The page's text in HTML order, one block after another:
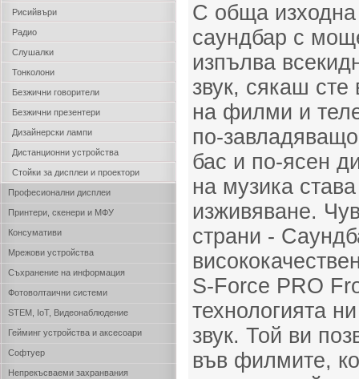
Рисийвъри
Радио
Слушалки
Тонколони
Безжични говорители
Безжични презентери
Дизайнерски лампи
Дистанционни устройства
Стойки за дисплеи и проектори
Професионални дисплеи
Принтери, скенери и МФУ
Консумативи
Мрежови устройства
Съхранение на информация
Фотоволтаични системи
STEM, IoT, Видеонаблюдение
Гейминг устройства и аксесоари
Софтуер
Непрекъсваеми захранвания
С обща
саундбар с
изпълва
звук, сякаш сте
на филми и
по-
бас и по-ясен
на музика
изживяване.
страни -
S-Force PRO
технологията
звук. Той ви
във филмите,